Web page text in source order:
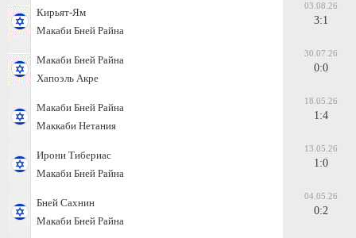
Кирьят-Ям
Макаби Бней Райна
03.08.26
3:1
Макаби Бней Райна
Хапоэль Акре
30.07.26
0:0
Макаби Бней Райна
Маккаби Нетания
18.05.26
1:4
Ирони Тибериас
Макаби Бней Райна
13.05.26
1:0
Бней Сахнин
Макаби Бней Райна
04.05.26
0:2